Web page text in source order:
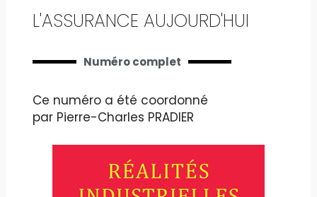
L'ASSURANCE AUJOURD'HUI
Numéro complet
Ce numéro a été coordonné
par Pierre-Charles PRADIER